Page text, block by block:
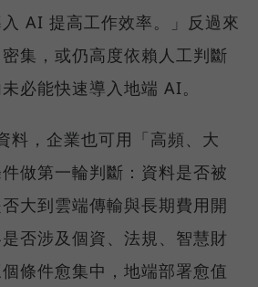
AI 提高工作效率。」反過來
集，或仍高度依賴人工判斷
必能快速導入地端 AI。
料，企業也可用「高頻、大
做第一輪判斷：資料是否被
大到雲端傳輸與長期費用開
否涉及個資、法規、智慧財
條件愈集中，地端部署愈值